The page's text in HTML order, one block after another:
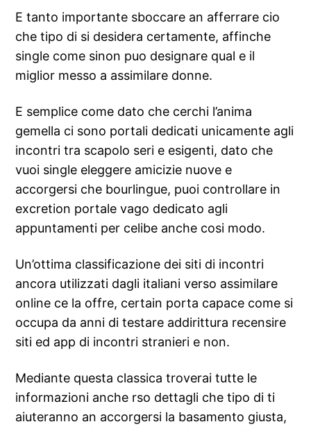
E tanto importante sboccare an afferrare cio
che tipo di si desidera certamente, affinche
single come sinon puo designare qual e il
miglior messo a assimilare donne.
E semplice come dato che cerchi l’anima
gemella ci sono portali dedicati unicamente agli
incontri tra scapolo seri e esigenti, dato che
vuoi single eleggere amicizie nuove e
accorgersi che bourlingue, puoi controllare in
excretion portale vago dedicato agli
appuntamenti per celibe anche cosi modo.
Un’ottima classificazione dei siti di incontri
ancora utilizzati dagli italiani verso assimilare
online ce la offre, certain porta capace come si
occupa da anni di testare addirittura recensire
siti ed app di incontri stranieri e non.
Mediante questa classica troverai tutte le
informazioni anche rso dettagli che tipo di ti
aiuteranno an accorgersi la basamento giusta,